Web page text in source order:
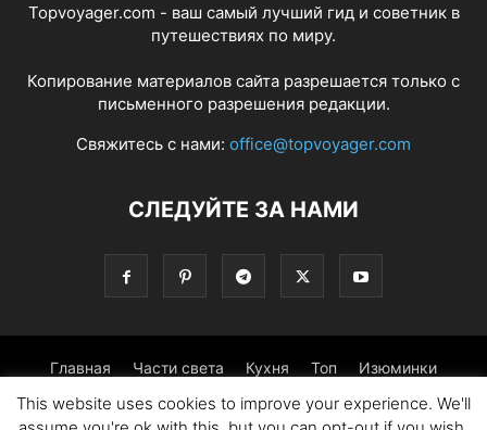
Topvoyager.com - ваш самый лучший гид и советник в
путешествиях по миру.
Копирование материалов сайта разрешается только с
письменного разрешения редакции.
Свяжитесь с нами: office@topvoyager.com
СЛЕДУЙТЕ ЗА НАМИ
Главная Части света Кухня Топ Изюминки
Фотопрогулка Традиции Советы
This website uses cookies to improve your experience. We'll